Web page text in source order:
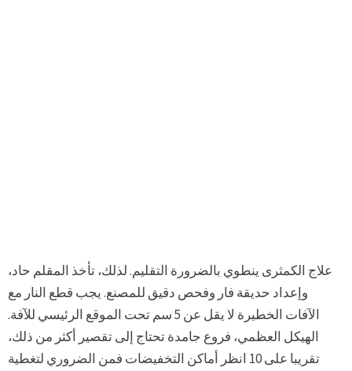
علاج الكمثرى ينطوي بالضرورة التقليم. لذلك، تأخذ المقلم حاد،
وإعداد حديقة فار وفحص دقيق للمصنع. يجب قطع النار مع
الآفات الخطيرة لا يقل عن 5 سم تحت الموقع الرئيسي للآفة.
الهيكل العظمي، فروع جامدة تحتاج إلى تقصير أكثر من ذلك،
تقريبا على 10 انظر أماكن التخفيضات فمن الضروري لتغطية